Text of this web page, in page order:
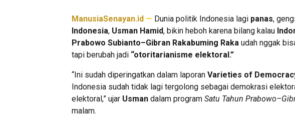
ManusiaSenayan.id — Dunia politik Indonesia lagi panas,
Indonesia, Usman Hamid, bikin heboh karena bilang kalau
Prabowo Subianto–Gibran Rakabuming Raka udah nggak
tapi berubah jadi “otoritarianisme elektoral.”
“Ini sudah diperingatkan dalam laporan Varieties of
Indonesia sudah tidak lagi tergolong sebagai demokrasi
elektoral,” ujar Usman dalam program Satu Tahun
malam.